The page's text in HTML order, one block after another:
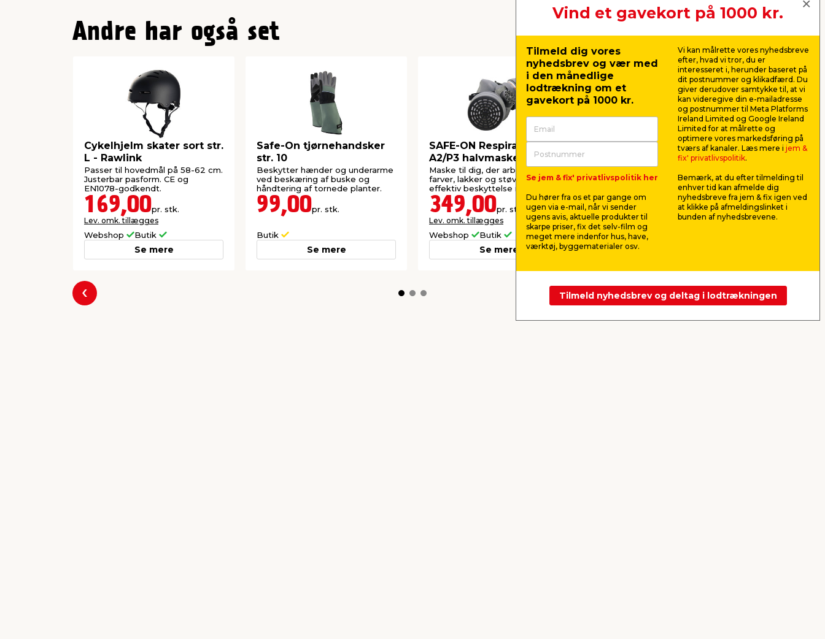
Andre har også set
Cykelhjelm skater sort str.
L - Rawlink
Passer til hovedmål på 58-62 cm.
Justerbar pasform. CE og
EN1078-godkendt.
169,00pr. stk.
Lev. omk. tillægges
Webshop Butik
Se mere
Safe-On tjørnehandsker
str. 10
Beskytter hænder og underarme
ved beskæring af buske og
håndtering af tornede planter.
99,00pr. stk.
Butik
Se mere
SAFE-ON Respiratory Kit
A2/P3 halvmaskesæt
Maske til dig, der arbejder med
farver, lakker og støv. Yder
effektiv beskyttelse mod støv og
partikler.
349,00pr. stk.
Lev. omk. tillægges
Webshop Butik
Se mere
Køletaske 19 liter grå
Lyon - Sunlife®
Holder din mad og drikkelse
kølig. Med alufolie og
skumpolstring. Mål: 23 x 35 x 24
cm.
60,00 pr. stk.
Lev. omk. tillægges
Webshop
622, fransk:
engelsk 28".
Lev. omk.
Forrige Næste
Vind et gavekort på 1000 kr.
Tilmeld dig vores
nyhedsbrev og vær med
i den månedlige
lodtrækning om et
gavekort på 1000 kr.
Se jem & fix' privatlivspolitik her
Du hører fra os et par gange om
ugen via e-mail, når vi sender
ugens avis, aktuelle produkter til
skarpe priser, fix det selv-film og
meget mere indenfor hus, have,
værktøj, byggematerialer osv.
Vi kan målrette vores nyhedsbreve
efter, hvad vi tror, du er
interesseret i, herunder baseret på
dit postnummer og klikadfærd. Du
giver derudover samtykke til, at vi
kan videregive din e-mailadresse
og postnummer til Meta Platforms
Ireland Limited og Google Ireland
Limited for at målrette og
optimere vores markedsføring på
tværs af kanaler. Læs mere i jem &
fix' privatlivspolitik.
Bemærk, at du efter tilmelding til
enhver tid kan afmelde dig
nyhedsbreve fra jem & fix igen ved
at klikke på afmeldingslinket i
bunden af nyhedsbrevene.
Tilmeld nyhedsbrev og deltag i lodtrækningen